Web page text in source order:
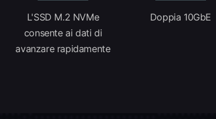
L'SSD M.2 NVMe
consente ai dati di
avanzare rapidamente
Doppia 10GbE